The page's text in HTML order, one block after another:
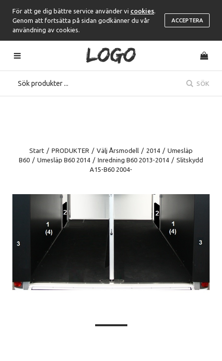
För att ge dig bättre service använder vi cookies
Genom att fortsätta på sidan godkänner du vår
användning av cookies.
ACCEPTERA
SÖK
Start / PRODUKTER / Välj Årsmodell / 2014 / Umesläp
B60 / Umesläp B60 2014 / Inredning B60 2013-2014 / Slitskydd
A15-B60 2004-